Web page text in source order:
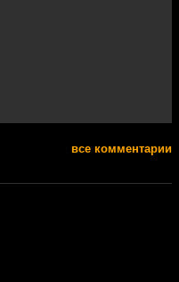
все комментарии